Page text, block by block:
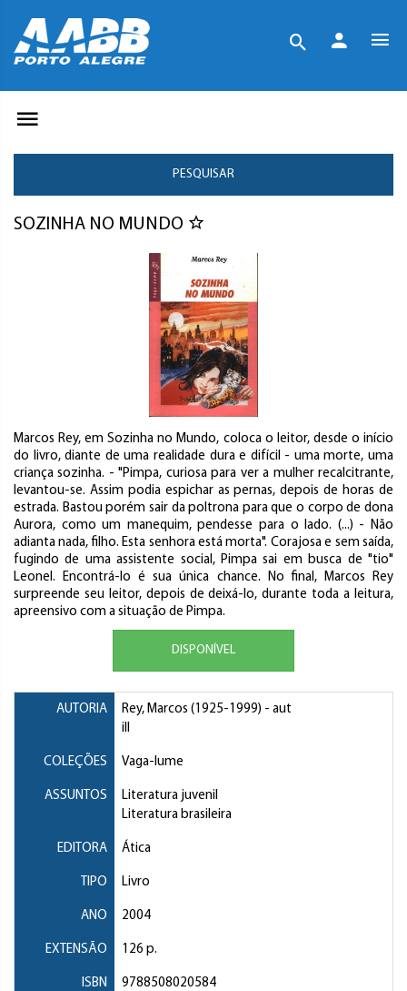
PESQUISAR
SOZINHA NO MUNDO
Marcos Rey, em Sozinha no Mundo, coloca o leitor, desde o início
do livro, diante de uma realidade dura e difícil - uma morte, uma
criança sozinha. - "Pimpa, curiosa para ver a mulher recalcitrante,
levantou-se. Assim podia espichar as pernas, depois de horas de
estrada. Bastou porém sair da poltrona para que o corpo de dona
Aurora, como um manequim, pendesse para o lado. (...) - Não
adianta nada, filho. Esta senhora está morta". Corajosa e sem saída,
fugindo de uma assistente social, Pimpa sai em busca de "tio"
Leonel. Encontrá-lo é sua única chance. No final, Marcos Rey
surpreende seu leitor, depois de deixá-lo, durante toda a leitura,
apreensivo com a situação de Pimpa.
DISPONÍVEL
AUTORIA Rey, Marcos (1925-1999) - aut
ill
COLEÇÕES Vaga-lume
ASSUNTOS
Literatura juvenil
Literatura brasileira
EDITORA Ática
TIPO Livro
ANO 2004
EXTENSÃO 126 p.
ISBN 9788508020584